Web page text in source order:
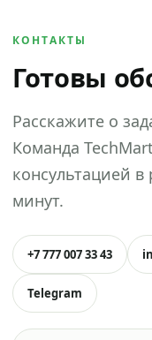
КОНТАКТЫ
Готовы
Расскажите о
Команда
консультацией
минут.
+7 777 007 33 43
Telegram